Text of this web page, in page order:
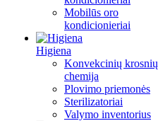
Mobilūs oro
kondicionieriai
Higiena
Konvekcinių krosnių
chemija
Plovimo priemonės
Sterilizatoriai
Valymo inventorius